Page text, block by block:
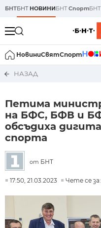
БНТБНТ НОВИНИБНТСпортБНТ
НовиниСвятСпорт
НАЗАД
Петима
на БФС, БФВ и
обсъдиха
спорта
от БНТ
17:50, 21.03.2023 Чете се